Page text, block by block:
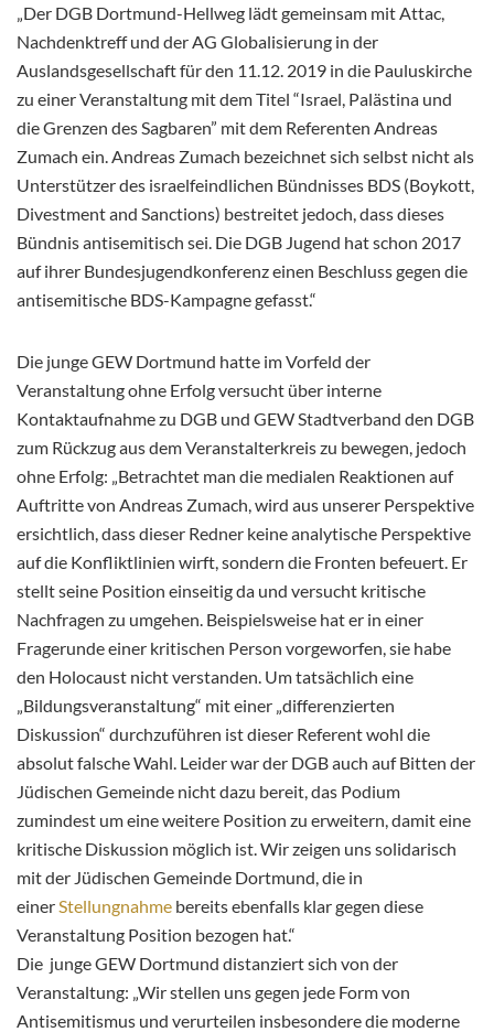
„Der DGB Dortmund-Hellweg lädt gemeinsam mit Attac,
Nachdenktreff und der AG Globalisierung in der
Auslandsgesellschaft für den 11.12. 2019 in die Pauluskirche
zu einer Veranstaltung mit dem Titel “Israel, Palästina und
die Grenzen des Sagbaren” mit dem Referenten Andreas
Zumach ein. Andreas Zumach bezeichnet sich selbst nicht als
Unterstützer des israelfeindlichen Bündnisses BDS (Boykott,
Divestment and Sanctions) bestreitet jedoch, dass dieses
Bündnis antisemitisch sei. Die DGB Jugend hat schon 2017
auf ihrer Bundesjugendkonferenz einen Beschluss gegen die
antisemitische BDS-Kampagne gefasst.“
Die junge GEW Dortmund hatte im Vorfeld der
Veranstaltung ohne Erfolg versucht über interne
Kontaktaufnahme zu DGB und GEW Stadtverband den DGB
zum Rückzug aus dem Veranstalterkreis zu bewegen, jedoch
ohne Erfolg: „Betrachtet man die medialen Reaktionen auf
Auftritte von Andreas Zumach, wird aus unserer Perspektive
ersichtlich, dass dieser Redner keine analytische Perspektive
auf die Konfliktlinien wirft, sondern die Fronten befeuert. Er
stellt seine Position einseitig da und versucht kritische
Nachfragen zu umgehen. Beispielsweise hat er in einer
Fragerunde einer kritischen Person vorgeworfen, sie habe
den Holocaust nicht verstanden. Um tatsächlich eine
„Bildungsveranstaltung“ mit einer „differenzierten
Diskussion“ durchzuführen ist dieser Referent wohl die
absolut falsche Wahl. Leider war der DGB auch auf Bitten der
Jüdischen Gemeinde nicht dazu bereit, das Podium
zumindest um eine weitere Position zu erweitern, damit eine
kritische Diskussion möglich ist. Wir zeigen uns solidarisch
mit der Jüdischen Gemeinde Dortmund, die in
einer Stellungnahme bereits ebenfalls klar gegen diese
Veranstaltung Position bezogen hat.“
Die junge GEW Dortmund distanziert sich von der
Veranstaltung: „Wir stellen uns gegen jede Form von
Antisemitismus und verurteilen insbesondere die moderne